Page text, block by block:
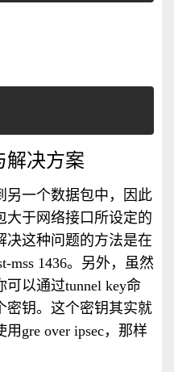
解决方案
另一个数据包中，因此
大于网络接口所设定的
决这种问题的方法是在
mss 1436。另外，虽然
以通过tunnel key命
密钥。这个密钥其实就
gre over ipsec，那样